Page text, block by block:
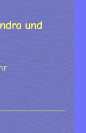
und